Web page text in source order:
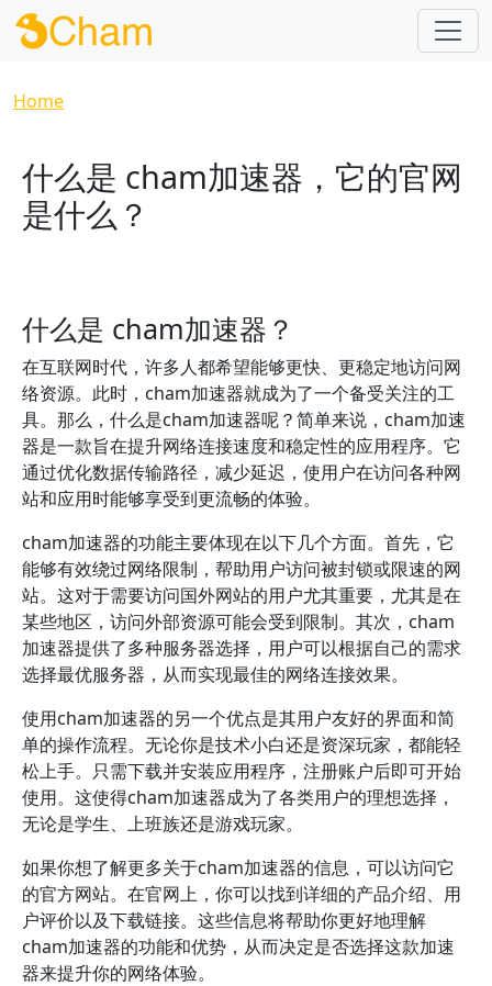
Skip to main content
Breadcrumb
Home
什么是 cham加速器，它的官网
是什么？
什么是 cham加速器？
在互联网时代，许多人都希望能够更快、更稳定地访问网
络资源。此时，cham加速器就成为了一个备受关注的工
具。那么，什么是cham加速器呢？简单来说，cham加速
器是一款旨在提升网络连接速度和稳定性的应用程序。它
通过优化数据传输路径，减少延迟，使用户在访问各种网
站和应用时能够享受到更流畅的体验。
cham加速器的功能主要体现在以下几个方面。首先，它
能够有效绕过网络限制，帮助用户访问被封锁或限速的网
站。这对于需要访问国外网站的用户尤其重要，尤其是在
某些地区，访问外部资源可能会受到限制。其次，cham
加速器提供了多种服务器选择，用户可以根据自己的需求
选择最优服务器，从而实现最佳的网络连接效果。
使用cham加速器的另一个优点是其用户友好的界面和简
单的操作流程。无论你是技术小白还是资深玩家，都能轻
松上手。只需下载并安装应用程序，注册账户后即可开始
使用。这使得cham加速器成为了各类用户的理想选择，
无论是学生、上班族还是游戏玩家。
如果你想了解更多关于cham加速器的信息，可以访问它
的官方网站。在官网上，你可以找到详细的产品介绍、用
户评价以及下载链接。这些信息将帮助你更好地理解
cham加速器的功能和优势，从而决定是否选择这款加速
器来提升你的网络体验。